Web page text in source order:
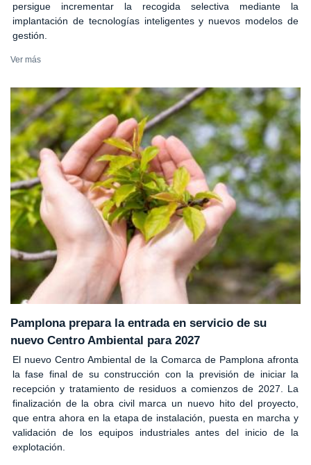
persigue incrementar la recogida selectiva mediante la
implantación de tecnologías inteligentes y nuevos modelos de
gestión.
Ver más
Pamplona prepara la entrada en servicio de su
nuevo Centro Ambiental para 2027
El nuevo Centro Ambiental de la Comarca de Pamplona afronta
la fase final de su construcción con la previsión de iniciar la
recepción y tratamiento de residuos a comienzos de 2027. La
finalización de la obra civil marca un nuevo hito del proyecto,
que entra ahora en la etapa de instalación, puesta en marcha y
validación de los equipos industriales antes del inicio de la
explotación.